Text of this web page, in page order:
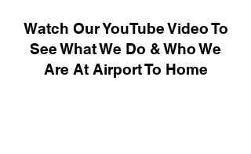
Watch Our YouTube Video To
See What We Do & Who We
Are At Airport To Home